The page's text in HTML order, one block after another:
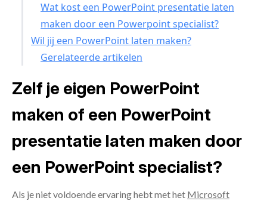
Wat kost een PowerPoint presentatie laten
maken door een Powerpoint specialist?
Wil jij een PowerPoint laten maken?
Gerelateerde artikelen
Zelf je eigen PowerPoint
maken of een PowerPoint
presentatie laten maken door
een PowerPoint specialist?
Als je niet voldoende ervaring hebt met het Microsoft